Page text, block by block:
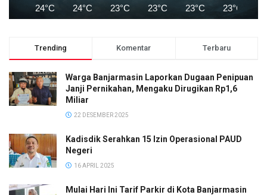
24°C 24°C 23°C 23°C 23°C 23°C
Trending Komentar Terbaru
Warga Banjarmasin Laporkan Dugaan Penipuan
Janji Pernikahan, Mengaku Dirugikan Rp1,6
Miliar
22 DESEMBER 2025
Kadisdik Serahkan 15 Izin Operasional PAUD
Negeri
16 APRIL 2025
Mulai Hari Ini Tarif Parkir di Kota Banjarmasin